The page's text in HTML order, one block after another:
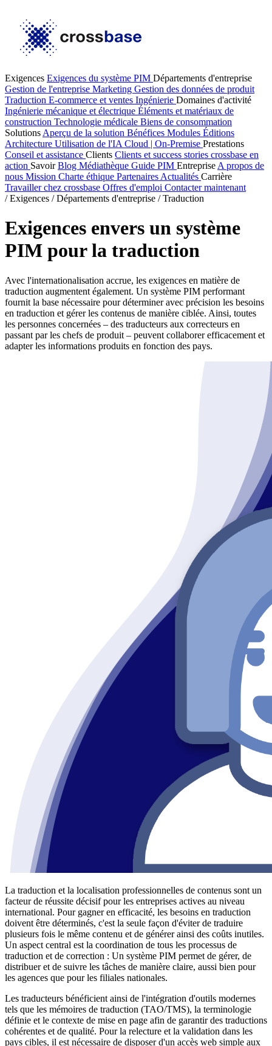
Exigences Exigences du système PIM Départements d'entreprise
Gestion de l'entreprise Marketing Gestion des données de produit
Traduction E-commerce et ventes Ingénierie Domaines d'activité
Ingénierie mécanique et électrique Éléments et matériaux de
construction Technologie médicale Biens de consommation
Solutions Aperçu de la solution Bénéfices Modules Éditions
Architecture Utilisation de l'IA Cloud | On-Premise Prestations
Conseil et assistance Clients Clients et success stories crossbase en
action SavoirBlog Médiathèque Guide PIM Entreprise A propos de
nous Mission Charte éthique Partenaires Actualités Carrière
Travailler chez crossbase Offres d'emploi Contacter maintenant
/ Exigences / Départements d'entreprise / Traduction
Exigences envers un système
PIM pour la traduction
Avec l'internationalisation accrue, les exigences en matière de
traduction augmentent également. Un système PIM performant
fournit la base nécessaire pour déterminer avec précision les besoins
en traduction et gérer les contenus de manière ciblée. Ainsi, toutes
les personnes concernées – des traducteurs aux correcteurs en
passant par les chefs de produit – peuvent collaborer efficacement et
adapter les informations produits en fonction des pays.
La traduction et la localisation professionnelles de contenus sont un
facteur de réussite décisif pour les entreprises actives au niveau
international. Pour gagner en efficacité, les besoins en traduction
doivent être déterminés, c'est la seule façon d'éviter de traduire
plusieurs fois le même contenu et de générer ainsi des coûts inutiles.
Un aspect central est la coordination de tous les processus de
traduction et de correction : Un système PIM permet de gérer, de
distribuer et de suivre les tâches de manière claire, aussi bien pour
les agences que pour les filiales nationales.
Les traducteurs bénéficient ainsi de l'intégration d'outils modernes
tels que les mémoires de traduction (TAO/TMS), la terminologie
définie et le contexte de mise en page afin de garantir des traductions
cohérentes et de qualité. Pour la relecture et la validation dans les
pays cibles, il est nécessaire de disposer d'un accès web simple aux